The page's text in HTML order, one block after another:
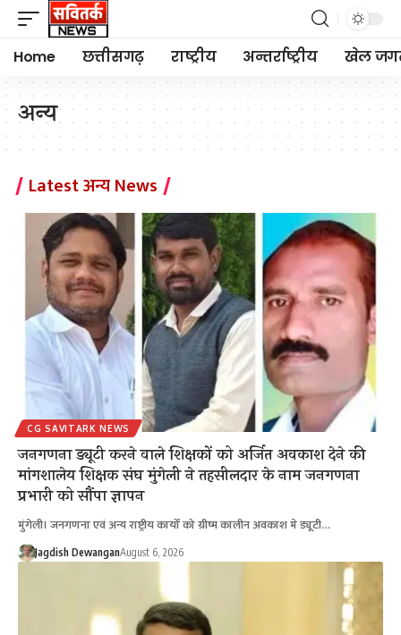
Home छत्तीसगढ़ राष्ट्रीय अन्तर्राष्ट्रीय खेल
अन्य
Latest अन्य News
CG SAVITARK NEWS
जनगणना ड्यूटी करने वाले शिक्षकों को अर्जित अवकाश देने की
मांगशालेय शिक्षक संघ मुंगेली ने तहसीलदार के नाम जनगणना
प्रभारी को सौंपा ज्ञापन
मुंगेली। जनगणना एवं अन्य राष्ट्रीय कार्यों को ग्रीष्म कालीन अवकाश मे ड्यूटी…
Jagdish DewanganAugust 6, 2026